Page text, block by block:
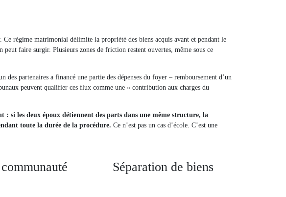
Ce régime matrimonial délimite la propriété des biens acquis avant et pendant le
faire surgir. Plusieurs zones de friction restent ouvertes, même sous ce
des partenaires a financé une partie des dépenses du foyer – remboursement d’un
peuvent qualifier ces flux comme une « contribution aux charges du
: si les deux époux détiennent des parts dans une même structure, la
toute la durée de la procédure. Ce n’est pas un cas d’école. C’est une
Séparation de biens